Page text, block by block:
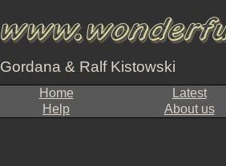
Gordana & Ralf Kistowski
Home Latest
Help
About us